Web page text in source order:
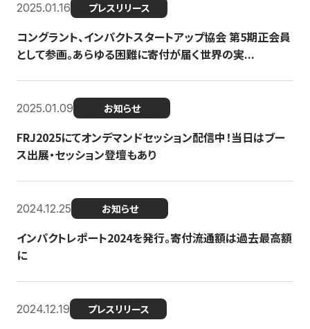
2025.01.16 プレスリリース
コングラント、インパクトスタートアップ協会 第5期正会員
として参画。あらゆる困難に寄付が届く世界の実...
2025.01.09 お知らせ
FRJ2025にてオンデマンドセッション配信中！当日はブー
ス出展・セッション登壇もあり
2024.12.25 お知らせ
インパクトレポート2024を発行。寄付流通額は過去最高額
に
2024.12.19 プレスリリース